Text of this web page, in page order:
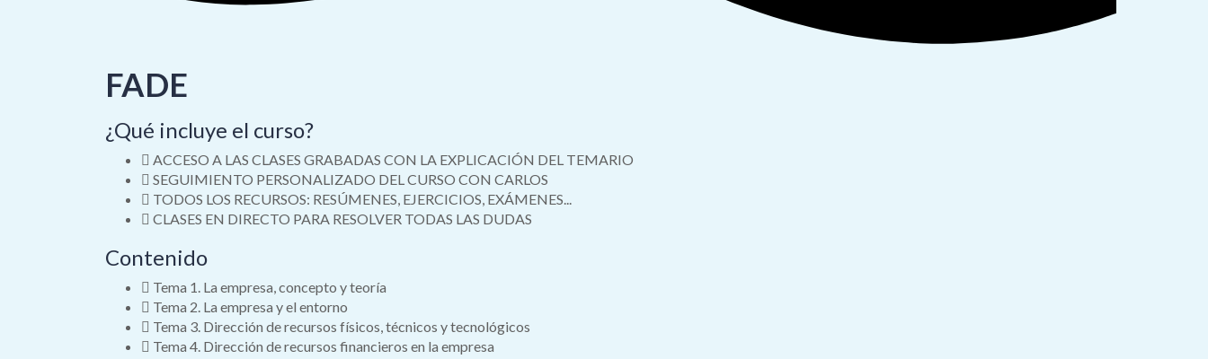
FADE
¿Qué incluye el curso?
ACCESO A LAS CLASES GRABADAS CON LA EXPLICACIÓN DEL TEMARIO
SEGUIMIENTO PERSONALIZADO DEL CURSO CON CARLOS
TODOS LOS RECURSOS: RESÚMENES, EJERCICIOS, EXÁMENES...
CLASES EN DIRECTO PARA RESOLVER TODAS LAS DUDAS
Contenido
Tema 1. La empresa, concepto y teoría
Tema 2. La empresa y el entorno
Tema 3. Dirección de recursos físicos, técnicos y tecnológicos
Tema 4. Dirección de recursos financieros en la empresa